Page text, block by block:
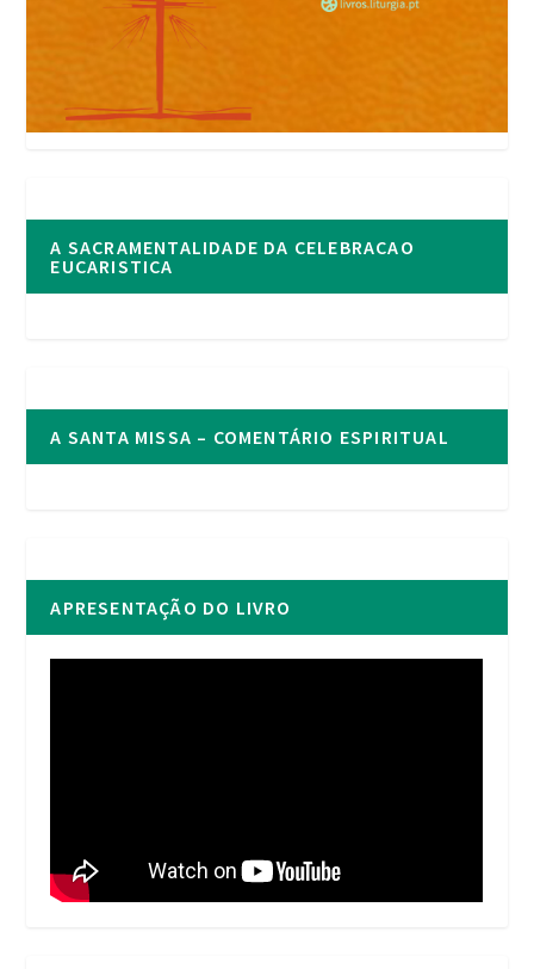
A SACRAMENTALIDADE DA CELEBRACAO
EUCARISTICA
A SANTA MISSA – COMENTÁRIO ESPIRITUAL
APRESENTAÇÃO DO LIVRO